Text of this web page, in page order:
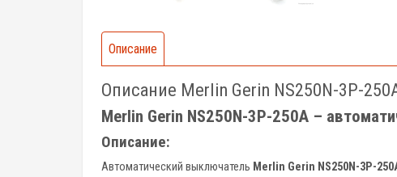
Описание
Описание Merlin Gerin NS250N-3P-
Merlin Gerin NS250N-3P-250A –
Описание:
Автоматический выключатель Merlin Gerin NS250N-3P-